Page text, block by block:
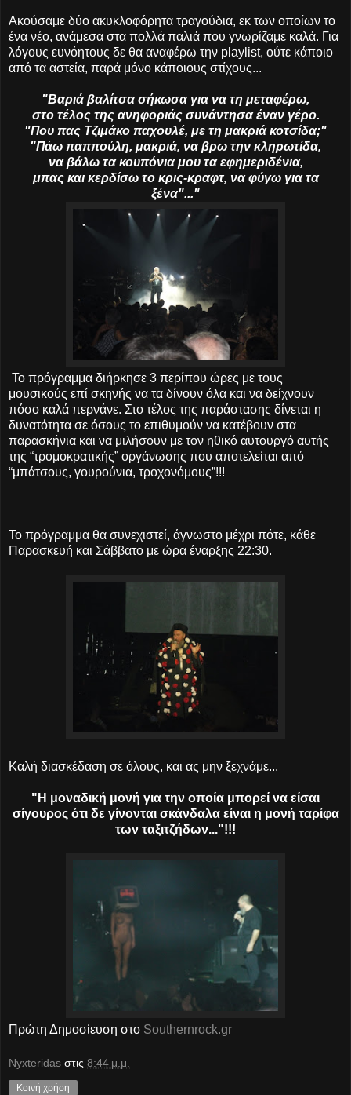
Ακούσαμε δύο ακυκλοφόρητα τραγούδια, εκ των οποίων το
ένα νέο, ανάμεσα στα πολλά παλιά που γνωρίζαμε καλά. Για
λόγους ευνόητους δε θα αναφέρω την playlist, ούτε κάποιο
από τα αστεία, παρά μόνο κάποιους στίχους...
"Βαριά βαλίτσα σήκωσα για να τη μεταφέρω,
στο τέλος της ανηφοριάς συνάντησα έναν γέρο.
"Που πας Τζιμάκο παχουλέ, με τη μακριά κοτσίδα;"
"Πάω παππούλη, μακριά, να βρω την κληρωτίδα,
να βάλω τα κουπόνια μου τα εφημεριδένια,
μπας και κερδίσω το κρις-κραφτ, να φύγω για τα
ξένα"..."
Το πρόγραμμα διήρκησε 3 περίπου ώρες με τους
μουσικούς επί σκηνής να τα δίνουν όλα και να δείχνουν
πόσο καλά περνάνε. Στο τέλος της παράστασης δίνεται η
δυνατότητα σε όσους το επιθυμούν να κατέβουν στα
παρασκήνια και να μιλήσουν με τον ηθικό αυτουργό αυτής
της “τρομοκρατικής” οργάνωσης που αποτελείται από
“μπάτσους, γουρούνια, τροχονόμους”!!!
Το πρόγραμμα θα συνεχιστεί, άγνωστο μέχρι πότε, κάθε
Παρασκευή και Σάββατο με ώρα έναρξης 22:30.
Καλή διασκέδαση σε όλους, και ας μην ξεχνάμε...
"Η μοναδική μονή για την οποία μπορεί να είσαι
σίγουρος ότι δε γίνονται σκάνδαλα είναι η μονή ταρίφα
των ταξιτζήδων..."!!!
Πρώτη Δημοσίευση στο Southernrock.gr
Nyxteridas στις 8:44 μ.μ.
Κοινή χρήση